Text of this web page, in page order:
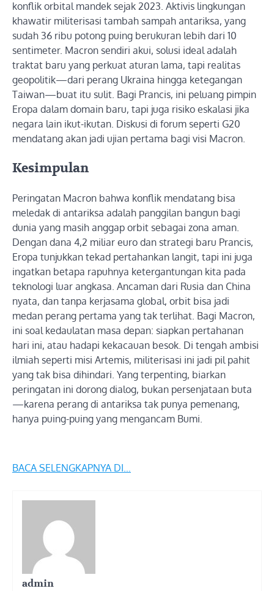
konflik orbital mandek sejak 2023. Aktivis lingkungan
khawatir militerisasi tambah sampah antariksa, yang
sudah 36 ribu potong puing berukuran lebih dari 10
sentimeter. Macron sendiri akui, solusi ideal adalah
traktat baru yang perkuat aturan lama, tapi realitas
geopolitik—dari perang Ukraina hingga ketegangan
Taiwan—buat itu sulit. Bagi Prancis, ini peluang pimpin
Eropa dalam domain baru, tapi juga risiko eskalasi jika
negara lain ikut-ikutan. Diskusi di forum seperti G20
mendatang akan jadi ujian pertama bagi visi Macron.
Kesimpulan
Peringatan Macron bahwa konflik mendatang bisa
meledak di antariksa adalah panggilan bangun bagi
dunia yang masih anggap orbit sebagai zona aman.
Dengan dana 4,2 miliar euro dan strategi baru Prancis,
Eropa tunjukkan tekad pertahankan langit, tapi ini juga
ingatkan betapa rapuhnya ketergantungan kita pada
teknologi luar angkasa. Ancaman dari Rusia dan China
nyata, dan tanpa kerjasama global, orbit bisa jadi
medan perang pertama yang tak terlihat. Bagi Macron,
ini soal kedaulatan masa depan: siapkan pertahanan
hari ini, atau hadapi kekacauan besok. Di tengah ambisi
ilmiah seperti misi Artemis, militerisasi ini jadi pil pahit
yang tak bisa dihindari. Yang terpenting, biarkan
peringatan ini dorong dialog, bukan persenjataan buta
—karena perang di antariksa tak punya pemenang,
hanya puing-puing yang mengancam Bumi.
BACA SELENGKAPNYA DI…
admin